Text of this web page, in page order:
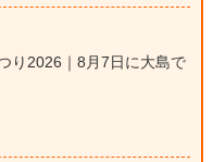
り2026｜8月7日に大島で